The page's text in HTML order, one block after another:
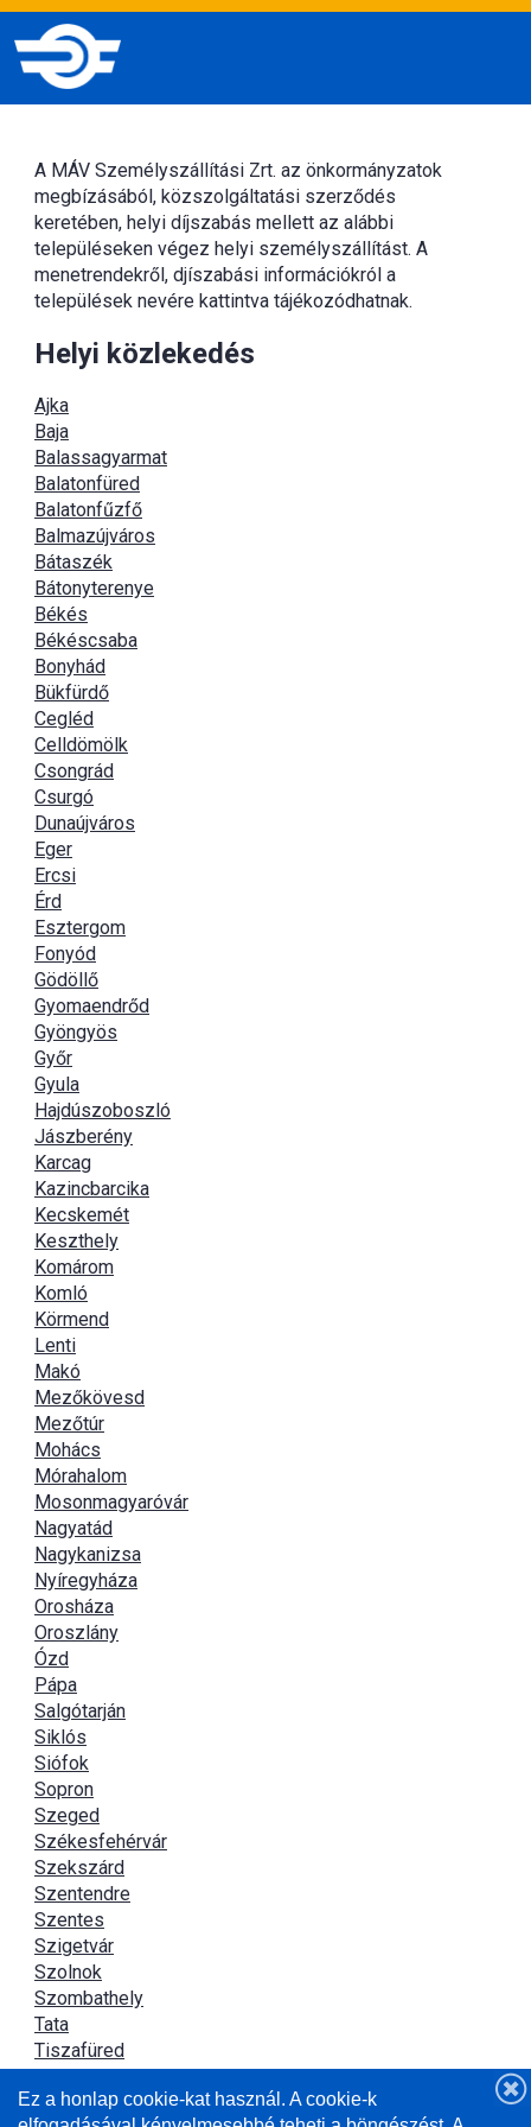
A MÁV Személyszállítási Zrt. az önkormányzatok
megbízásából, közszolgáltatási szerződés
keretében, helyi díjszabás mellett az alábbi
településeken végez helyi személyszállítást. A
menetrendekről, djíszabási információkról a
települések nevére kattintva tájékozódhatnak.
Helyi közlekedés
Ajka
Baja
Balassagyarmat
Balatonfüred
Balatonfűzfő
Balmazújváros
Bátaszék
Bátonyterenye
Békés
Békéscsaba
Bonyhád
Bükfürdő
Cegléd
Celldömölk
Csongrád
Csurgó
Dunaújváros
Eger
Ercsi
Érd
Esztergom
Fonyód
Gödöllő
Gyomaendrőd
Gyöngyös
Győr
Gyula
Hajdúszoboszló
Jászberény
Karcag
Kazincbarcika
Kecskemét
Keszthely
Komárom
Komló
Körmend
Lenti
Makó
Mezőkövesd
Mezőtúr
Mohács
Mórahalom
Mosonmagyaróvár
Nagyatád
Nagykanizsa
Nyíregyháza
Orosháza
Oroszlány
Ózd
Pápa
Salgótarján
Siklós
Siófok
Sopron
Szeged
Székesfehérvár
Szekszárd
Szentendre
Szentes
Szigetvár
Szolnok
Szombathely
Tata
Tiszafüred
Újszász
Ez a honlap cookie-kat használ. A cookie-k